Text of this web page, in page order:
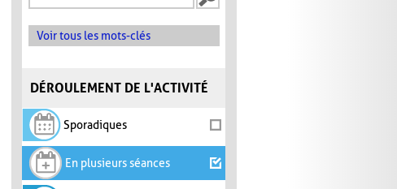
Voir tous les mots-clés
DÉROULEMENT DE L'ACTIVITÉ
Sporadiques
En plusieurs séances